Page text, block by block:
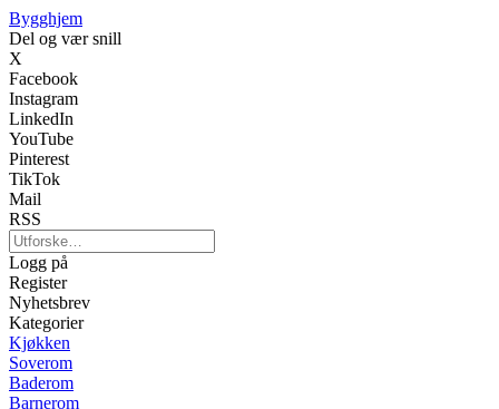
Bygghjem
Del og vær snill
X
Facebook
Instagram
LinkedIn
YouTube
Pinterest
TikTok
Mail
RSS
Logg på
Register
Nyhetsbrev
Kategorier
Kjøkken
Soverom
Baderom
Barnerom